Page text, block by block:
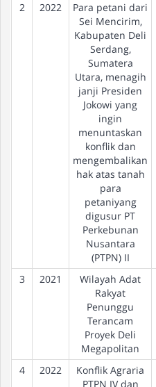
2 2022
Para petani dari
Sei Mencirim,
Kabupaten Deli
Serdang,
Sumatera
Utara, menagih
janji Presiden
Jokowi yang
ingin
menuntaskan
konflik dan
mengembalikan
hak atas tanah
para
petaniyang
digusur PT
Perkebunan
Nusantara
(PTPN) II
3 2021
Wilayah Adat
Rakyat
Penunggu
Terancam
Proyek Deli
Megapolitan
4 2022
Konflik Agraria
PTPN IV dan